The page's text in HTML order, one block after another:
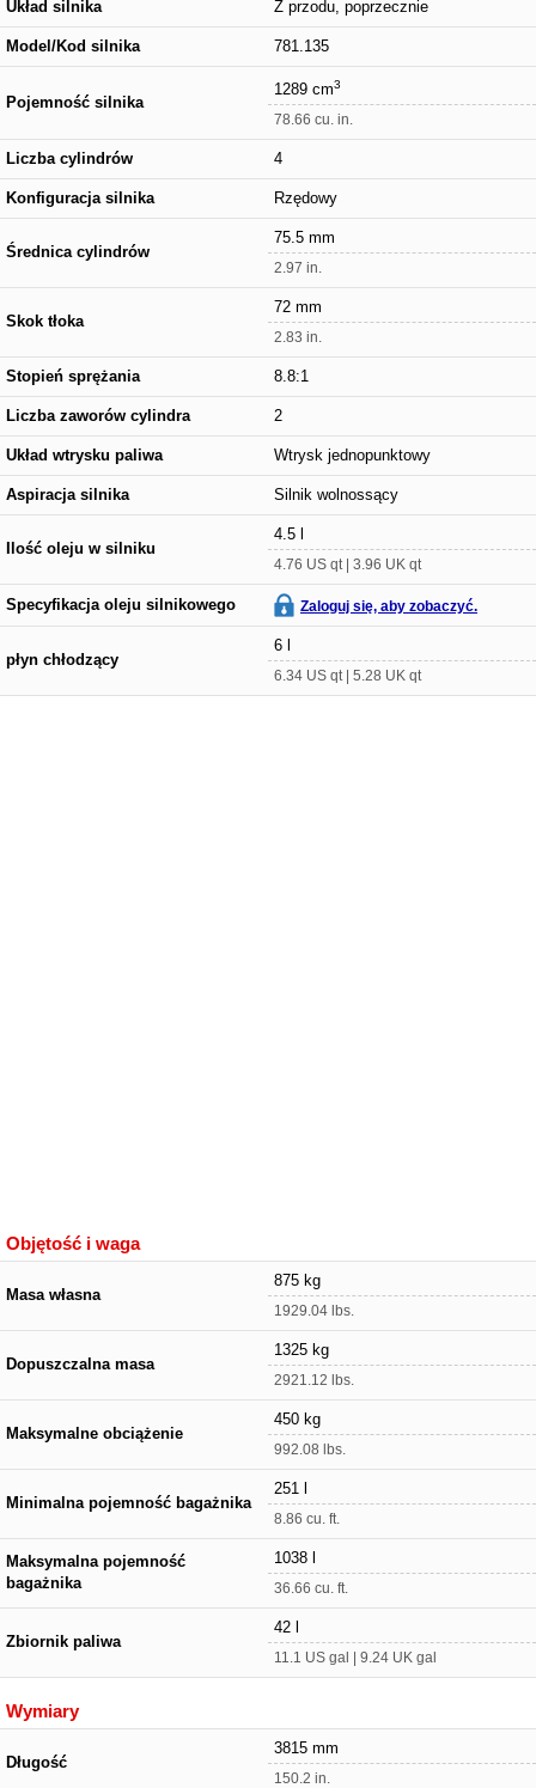
Układ silnika Z przodu, poprzecznie
Model/Kod silnika 781.135
Pojemność silnika
1289 cm3
78.66 cu. in.
Liczba cylindrów 4
Konfiguracja silnika Rzędowy
Średnica cylindrów
75.5 mm
2.97 in.
Skok tłoka
72 mm
2.83 in.
Stopień sprężania 8.8:1
Liczba zaworów cylindra 2
Układ wtrysku paliwa Wtrysk jednopunktowy
Aspiracja silnika Silnik wolnossący
Ilość oleju w silniku
4.5 l
4.76 US qt | 3.96 UK qt
Specyfikacja oleju silnikowego Zaloguj się, aby zobaczyć.
płyn chłodzący
6 l
6.34 US qt | 5.28 UK qt
Objętość i waga
Masa własna
875 kg
1929.04 lbs.
Dopuszczalna masa
1325 kg
2921.12 lbs.
Maksymalne obciążenie
450 kg
992.08 lbs.
Minimalna pojemność bagażnika
251 l
8.86 cu. ft.
Maksymalna pojemność
bagażnika
1038 l
36.66 cu. ft.
Zbiornik paliwa
42 l
11.1 US gal | 9.24 UK gal
Wymiary
Długość
3815 mm
150.2 in.